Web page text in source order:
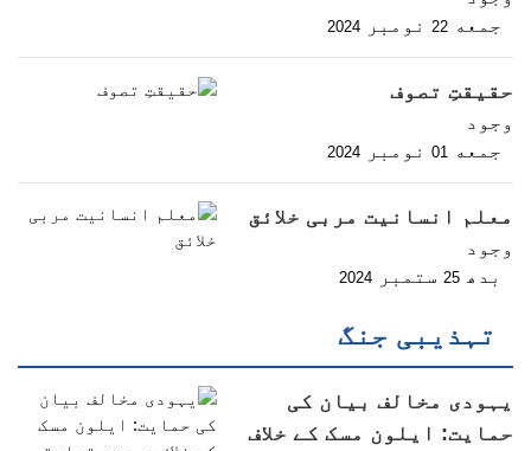
جمعه 22 نومبر 2024
حقیقتِ تصوف
وجود
جمعه
01 نومبر 2024
معلم انسانیت مربی خلائق
وجود
بدھ 25 ستمبر 2024
تہذیبی جنگ
یہودی مخالف بیان کی
حمایت: ایلون مسک کے خلاف